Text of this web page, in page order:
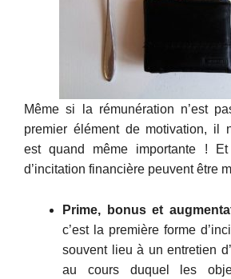
Même si la rémunération n’est
premier élément de motivation, il
est quand même importante ! Et
d’incitation financière peuvent être
Prime, bonus et
c’est la première forme
souvent lieu à un entretien
au cours duquel les